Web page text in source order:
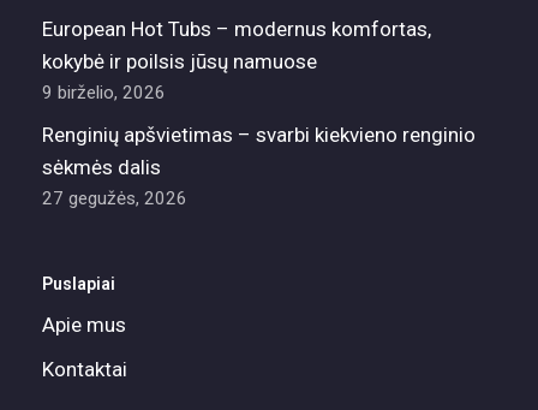
European Hot Tubs – modernus komfortas,
kokybė ir poilsis jūsų namuose
9 birželio, 2026
Renginių apšvietimas – svarbi kiekvieno renginio
sėkmės dalis
27 gegužės, 2026
Puslapiai
Apie mus
Kontaktai